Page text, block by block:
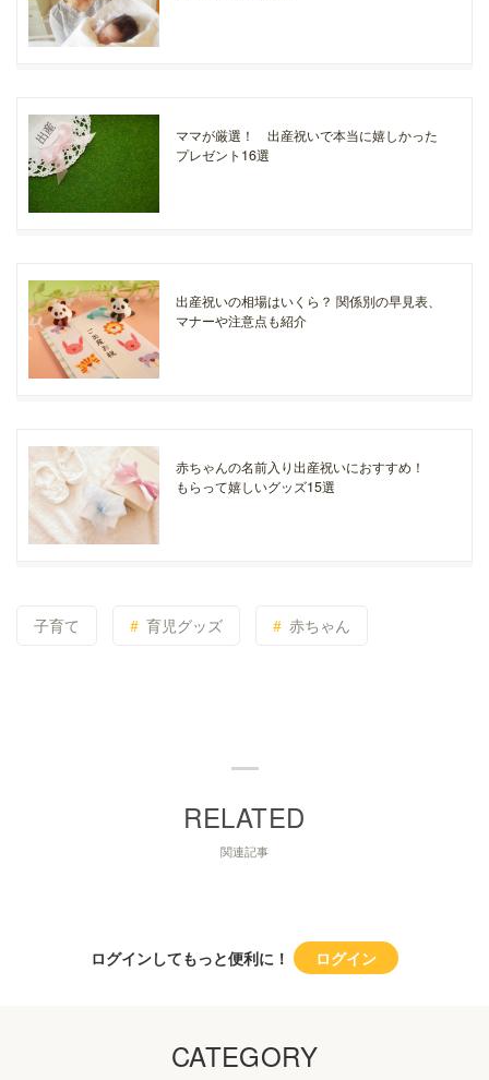
ママが厳選！ 出産祝いで本当に嬉しかった
プレゼント16選
出産祝いの相場はいくら？ 関係別の早見表、
マナーや注意点も紹介
赤ちゃんの名前入り出産祝いにおすすめ！
もらって嬉しいグッズ15選
子育て 育児グッズ 赤ちゃん
関連記事
ログインしてもっと便利に！ ログイン
CATEGORY